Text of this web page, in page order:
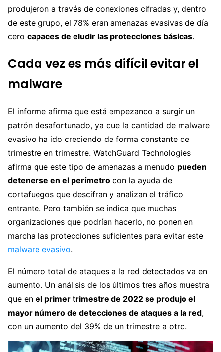
produjeron a través de conexiones cifradas y, dentro
de este grupo, el 78% eran amenazas evasivas de día
cero capaces de eludir las protecciones básicas.
Cada vez es más difícil evitar el
malware
El informe afirma que está empezando a surgir un
patrón desafortunado, ya que la cantidad de malware
evasivo ha ido creciendo de forma constante de
trimestre en trimestre. WatchGuard Technologies
afirma que este tipo de amenazas a menudo pueden
detenerse en el perímetro con la ayuda de
cortafuegos que descifran y analizan el tráfico
entrante. Pero también se indica que muchas
organizaciones que podrían hacerlo, no ponen en
marcha las protecciones suficientes para evitar este
malware evasivo.
El número total de ataques a la red detectados va en
aumento. Un análisis de los últimos tres años muestra
que en el primer trimestre de 2022 se produjo el
mayor número de detecciones de ataques a la red,
con un aumento del 39% de un trimestre a otro.